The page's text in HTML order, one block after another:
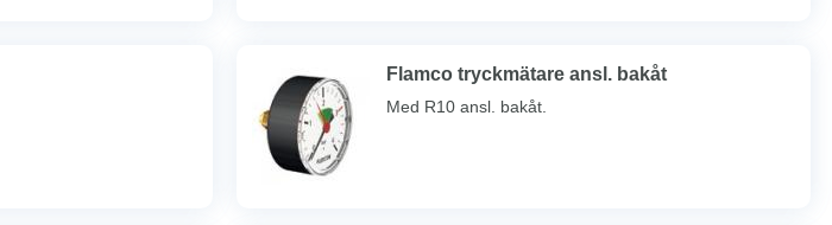
Flamco tryckmätare ansl. bakåt
Med R10 ansl. bakåt.